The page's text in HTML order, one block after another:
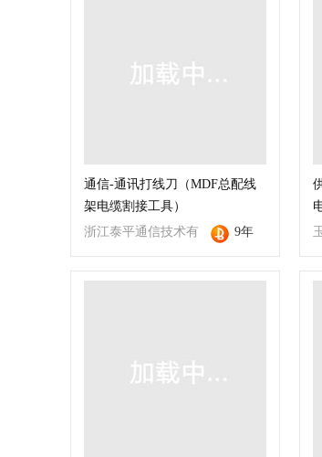
通信-通讯打线刀（MDF总配线
架电缆割接工具）
浙江泰平通信技术有
限公司
9年